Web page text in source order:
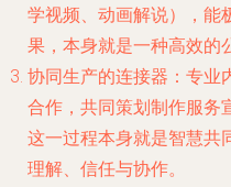
学视频、动画解说），能
果，本身就是一种高效的
协同生产的连接器：专业
合作，共同策划制作服务
这一过程本身就是智慧共
理解、信任与协作。